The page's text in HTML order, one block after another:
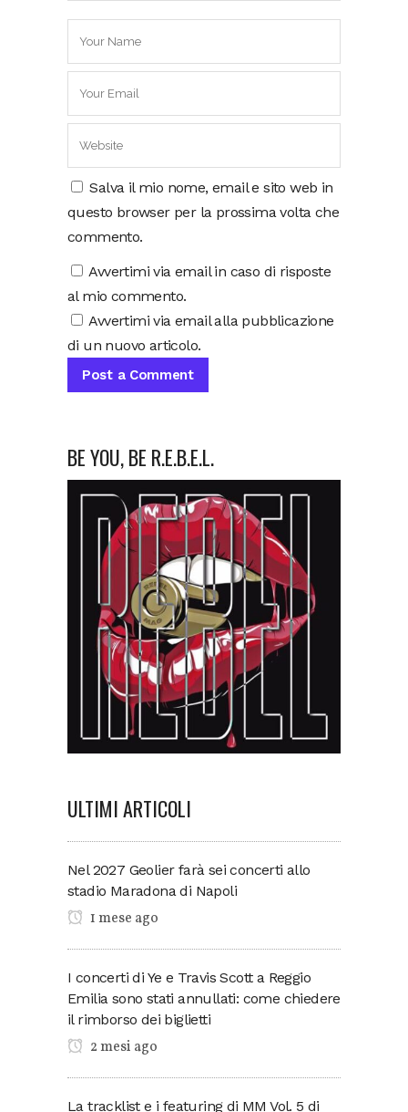
Salva il mio nome, email e sito web in
questo browser per la prossima volta che
commento.
Avvertimi via email in caso di risposte
al mio commento.
Avvertimi via email alla pubblicazione
di un nuovo articolo.
BE YOU, BE R.E.B.E.L.
ULTIMI ARTICOLI
Nel 2027 Geolier farà sei concerti allo
stadio Maradona di Napoli
1 mese ago
I concerti di Ye e Travis Scott a Reggio
Emilia sono stati annullati: come chiedere
il rimborso dei biglietti
2 mesi ago
La tracklist e i featuring di MM Vol. 5 di